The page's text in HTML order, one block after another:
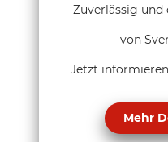
Zuverlässig
von
Jetzt
Mehr